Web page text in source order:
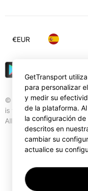
© Gettransport
is trademark of
All rights reserved.
€EUR
GetTransport
para personalizar
y medir su
de la plataforma.
la configuración
descritos en
cambiar su
actualice su